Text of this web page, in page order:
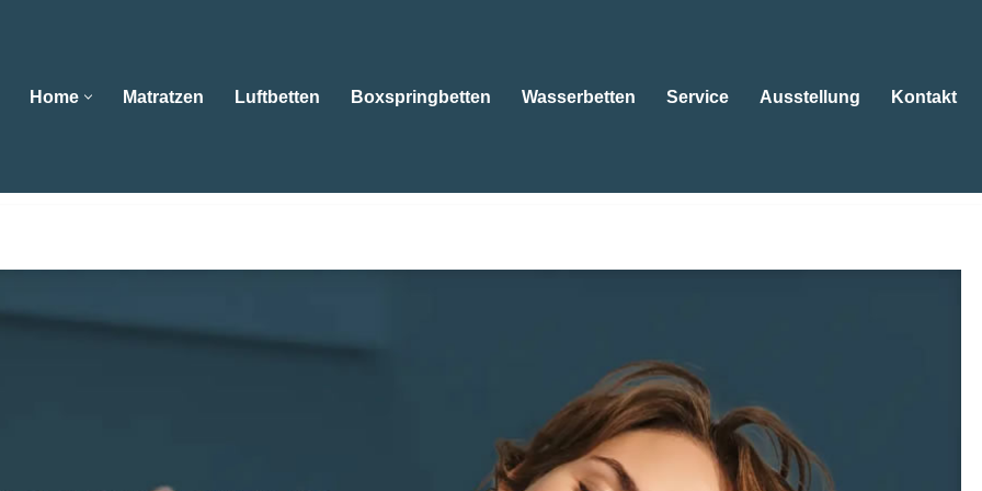
Home Matratzen Luftbetten Boxspringbetten Wasserbetten Service Ausstellung Kontakt
Betten oder 😴Wasserbetten, Matratzen, Boxspringbetten, Kissen. 😴Betten, 😴Wasserbetten, 😴Matratzen, 😴
, Ihr Schlafberater für 76889 Klingenmünster. Ihr Ziel ist unsere Richtung ✉.